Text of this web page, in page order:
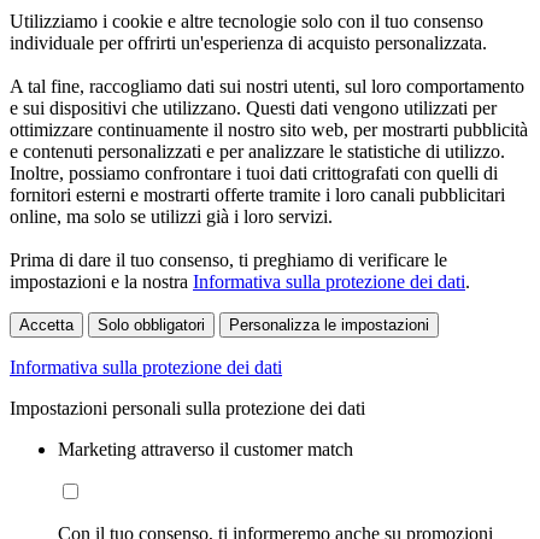
Utilizziamo i cookie e altre tecnologie solo con il tuo consenso
individuale per offrirti un'esperienza di acquisto personalizzata.
A tal fine, raccogliamo dati sui nostri utenti, sul loro comportamento
e sui dispositivi che utilizzano. Questi dati vengono utilizzati per
ottimizzare continuamente il nostro sito web, per mostrarti pubblicità
e contenuti personalizzati e per analizzare le statistiche di utilizzo.
Inoltre, possiamo confrontare i tuoi dati crittografati con quelli di
fornitori esterni e mostrarti offerte tramite i loro canali pubblicitari
online, ma solo se utilizzi già i loro servizi.
Prima di dare il tuo consenso, ti preghiamo di verificare le
impostazioni e la nostra Informativa sulla protezione dei dati.
Accetta Solo obbligatori Personalizza le impostazioni
Informativa sulla protezione dei dati
Impostazioni personali sulla protezione dei dati
Marketing attraverso il customer match
Con il tuo consenso, ti informeremo anche su promozioni